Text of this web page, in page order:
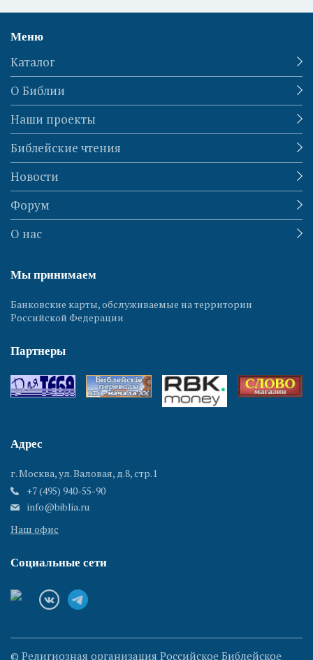
Меню
Каталог
О Библии
Наши проекты
Библейские чтения
Новости
Форум
О нас
Мы принимаем
Банковские карты, обслуживаемые на территории
Российской Федерации
Партнеры
Адрес
г. Москва, ул. Валовая, д.8, стр.1
+7 (495) 940-55-90
info@biblia.ru
Наш офис
Социальные сети
© Религиозная организация Российское Библейское